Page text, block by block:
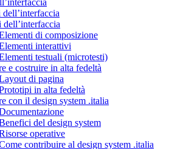
di composizione
interattivi
testuali (microtesti)
e costruire in alta fedeltà
di pagina
in alta fedeltà
con il design system .italia
del design system
operative
contribuire al design system .italia